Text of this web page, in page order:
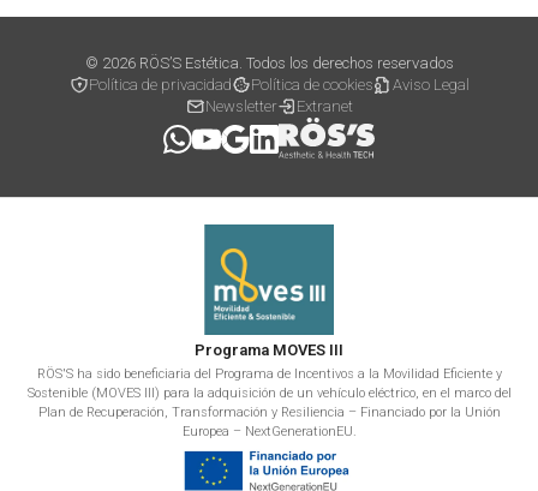
© 2026 RÖS’S Estética. Todos los derechos reservados
Política de privacidad
Política de cookies
Aviso Legal
Newsletter
Extranet
Programa MOVES III
RÖS'S ha sido beneficiaria del Programa de Incentivos a la Movilidad Eficiente y
Sostenible (MOVES III) para la adquisición de un vehículo eléctrico, en el marco del
Plan de Recuperación, Transformación y Resiliencia – Financiado por la Unión
Europea – NextGenerationEU.